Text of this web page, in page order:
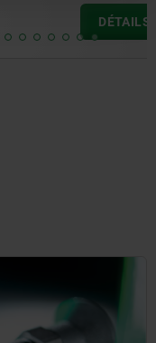
DÉTAILS